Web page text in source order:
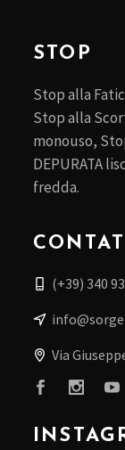
STOP
Stop alla
Stop alla
monouso,
DEPURATA
fredda.
(+39) 340
Via